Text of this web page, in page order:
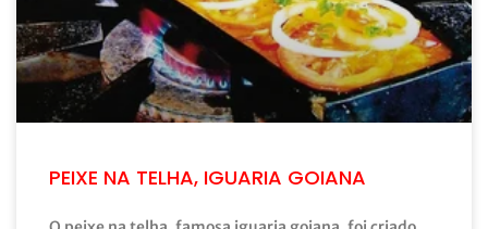
PEIXE NA TELHA, IGUARIA GOIANA